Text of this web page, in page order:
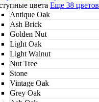
цвета Еще 38 цветов
Antique Oak
Ash Brick
Golden Nut
Light Oak
Light Walnut
Nut Tree
Stone
Vintage Oak
Grey Oak